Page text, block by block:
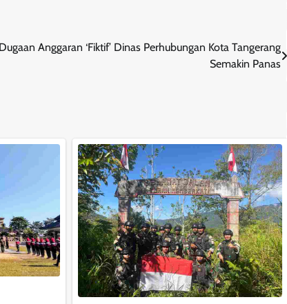
Dugaan Anggaran ‘Fiktif’ Dinas Perhubungan Kota Tangerang
Semakin Panas